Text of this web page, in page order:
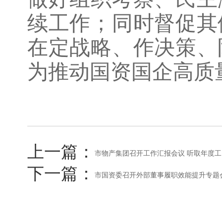
续工作；同时督促
在定战略、作决策
为推动国资国企高
上一篇： 市物产集团召开工作汇报会议 听取年度
下一篇： 市国资委召开外部董事履职效能提升专题